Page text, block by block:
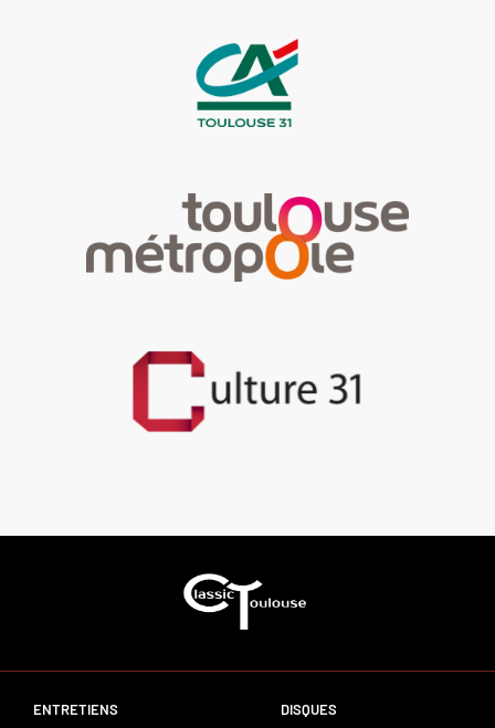
ENTRETIENS
DISQUES